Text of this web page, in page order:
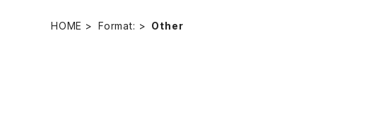
HOME Format: Other